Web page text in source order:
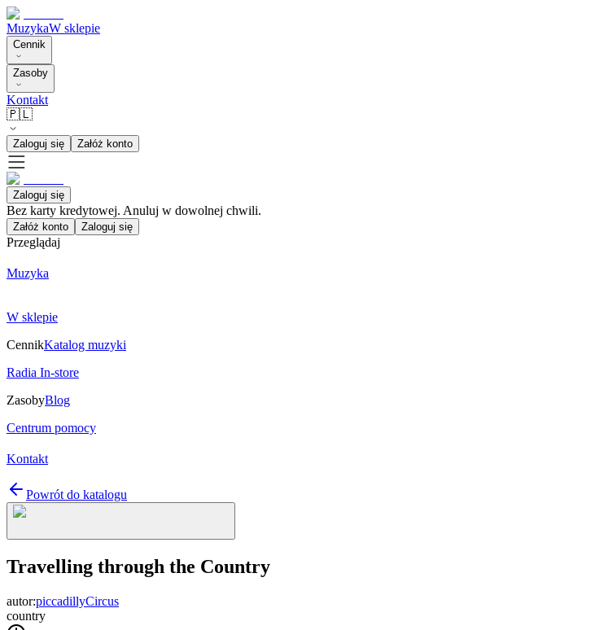
MuzykaW sklepie
Cennik
Zasoby
Kontakt
🇵🇱
Zaloguj się Załóż konto
Zaloguj się
Bez karty kredytowej. Anuluj w dowolnej chwili.
Załóż konto Zaloguj się
Przeglądaj
Muzyka
W sklepie
CennikKatalog muzyki
Radia In-store
ZasobyBlog
Centrum pomocy
Kontakt
Powrót do katalogu
Travelling through the Country
autor:piccadillyCircus
country